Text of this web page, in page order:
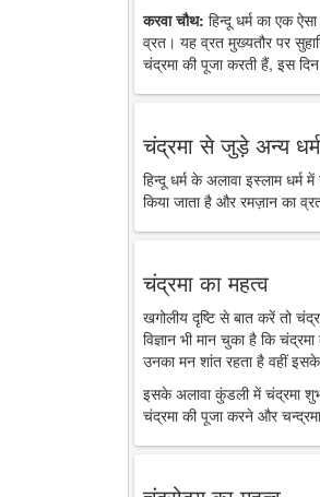
करवा चौथ: हिन्दू धर्म का एक
व्रत। यह व्रत मुख्यतौर पर
चंद्रमा की पूजा करती हैं, इस
चंद्रमा से जुड़े अन्य
हिन्दू धर्म के अलावा इस्लाम
किया जाता है और रमज़ान का
चंद्रमा का महत्व
खगोलीय दृष्टि से बात करें तो
विज्ञान भी मान चुका है कि
उनका मन शांत रहता है वहीं
इसके अलावा कुंडली में चंद्रमा
चंद्रमा की पूजा करने और